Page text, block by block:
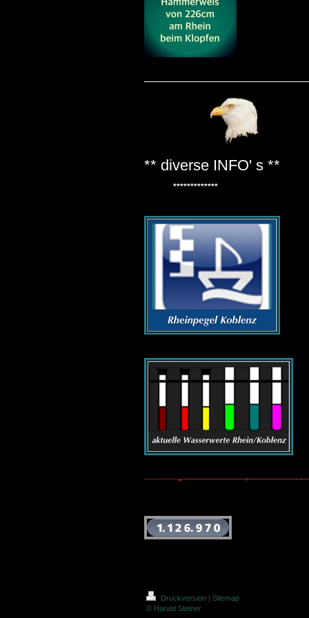
** diverse INFO' s **
*************
Druckversion | Sitemap
© Harald Steiner